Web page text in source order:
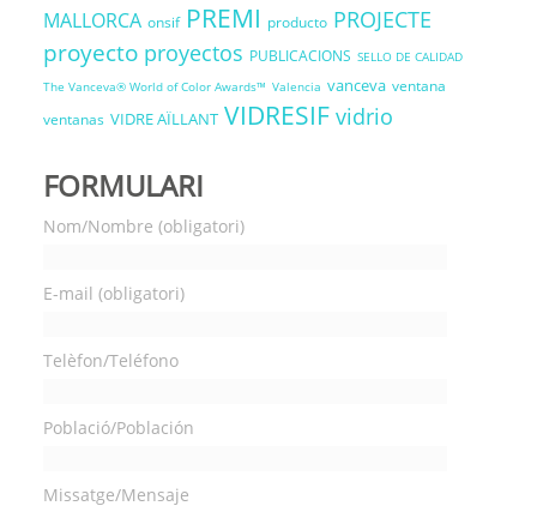
MALLORCA onsif PREMI producto PROJECTE
proyecto proyectos PUBLICACIONS SELLO DE CALIDAD
The Vanceva® World of Color Awards™ Valencia vanceva ventana
ventanas VIDRE AÏLLANT VIDRESIF vidrio
FORMULARI
Nom/Nombre (obligatori)
E-mail (obligatori)
Telèfon/Teléfono
Població/Población
Missatge/Mensaje